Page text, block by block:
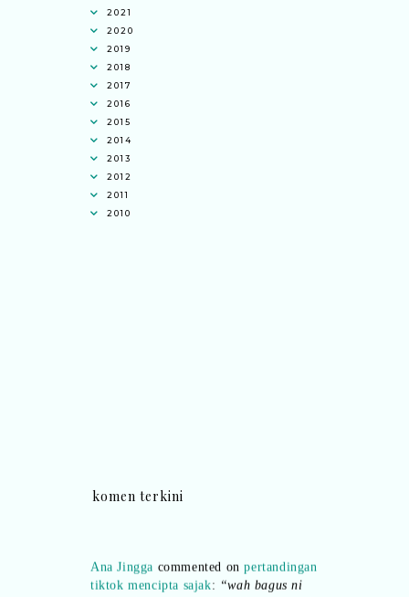
2021
2020
2019
2018
2017
2016
2015
2014
2013
2012
2011
2010
komen terkini
tiktok mencipta sajak:“wah bagus ni
bertiktok untuk content deklamasi sajak